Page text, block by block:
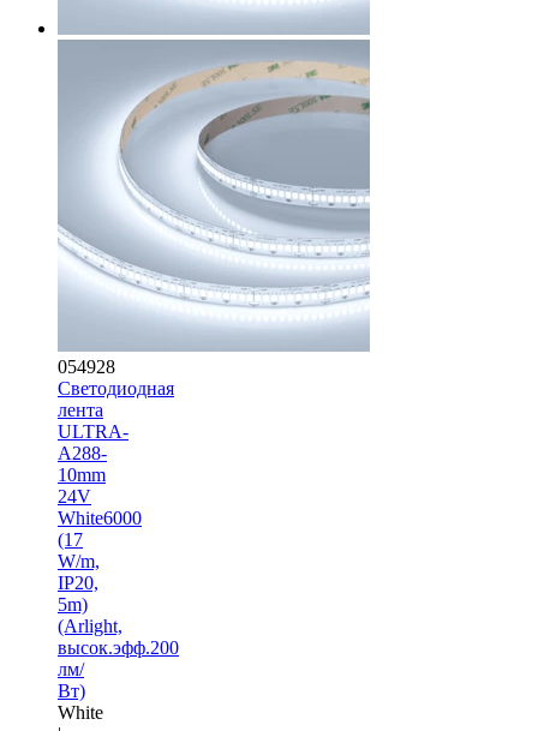
054928
Светодиодная
лента
ULTRA-
A288-
10mm
24V
White6000
(17
W/m,
IP20,
5m)
(Arlight,
высок.эфф.200
лм/
Вт)
White